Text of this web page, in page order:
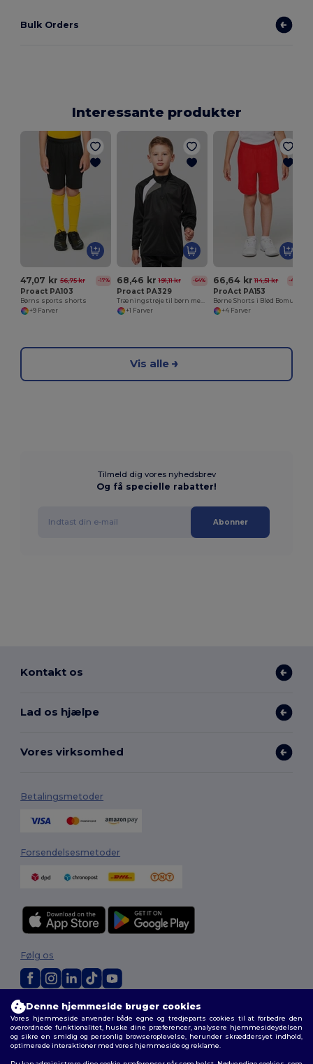
Bulk Orders
Interessante produkter
47,07 kr 56,75 kr -17%
Proact PA103
Børns sports shorts
+9 Farver
68,46 kr 191,11 kr -64%
Proact PA329
+1 Farver
66,64 kr 114,51 kr -42%
ProAct PA153
+4 Farver
Vis alle
Tilmeld dig vores nyhedsbrev
Og få specielle rabatter!
Abonner
Kontakt os
Lad os hjælpe
Vores virksomhed
Betalingsmetoder
Forsendelsesmetoder
2026. Alle rettigheder forbeholdes
Vilkår og Betingelser|Tilpasset politik|Fortrolighedspolitik|Politik for
cookies
Sitemap
Følg os
Denne hjemmeside bruger cookies
Vores hjemmeside anvender både egne og tredjeparts cookies til at forbedre den
overordnede funktionalitet, huske dine præferencer, analysere hjemmesideydelsen
og sikre en smidig og personlig browseroplevelse, herunder skræddersyet indhold,
optimerede interaktioner med vores hjemmeside og reklame.